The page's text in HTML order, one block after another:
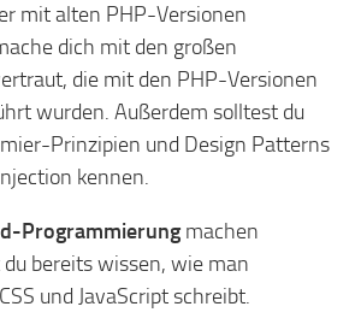
mit alten PHP-Versionen
dich mit den großen
die mit den PHP-Versionen
wurden. Außerdem solltest du
Prinzipien und Design Patterns
kennen.
Programmierung machen
bereits wissen, wie man
und JavaScript schreibt.